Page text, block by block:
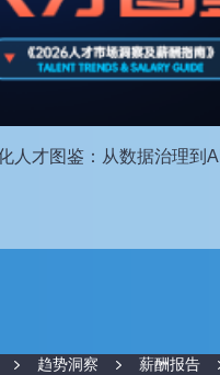
人才图鉴：从数据治理到
趋势洞察
薪酬报告